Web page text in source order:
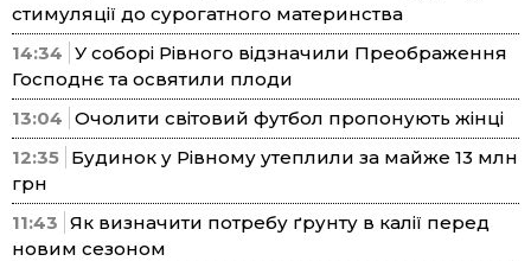
стимуляції до сурогатного материнства
14:34 У соборі Рівного відзначили Преображення
Господнє та освятили плоди
13:04 Очолити світовий футбол пропонують жінці
12:35 Будинок у Рівному утеплили за майже 13 млн
грн
11:43 Як визначити потребу ґрунту в калії перед
новим сезоном